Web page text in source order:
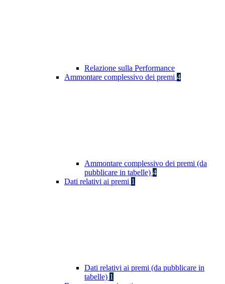
Relazione sulla Performance
Ammontare complessivo dei premi 4
Ammontare complessivo dei premi (da
pubblicare in tabelle) 4
Dati relativi ai premi 1
Dati relativi ai premi (da pubblicare in
tabelle) 1